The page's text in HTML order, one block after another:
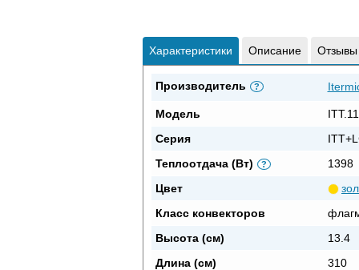
Характеристики Описание Отзывы
Производитель ?
Модель
Серия
Теплоотдача (Вт)
?
1398
Цвет
Класс конвекторов
Высота (см)
13.4
Длина (см)
310